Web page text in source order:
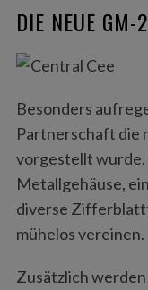
DIE NEUE GM-
Besonders
Partnerschaft die
vorgestellt wurde.
Metallgehäuse,
diverse
mühelos vereinen.
Zusätzlich